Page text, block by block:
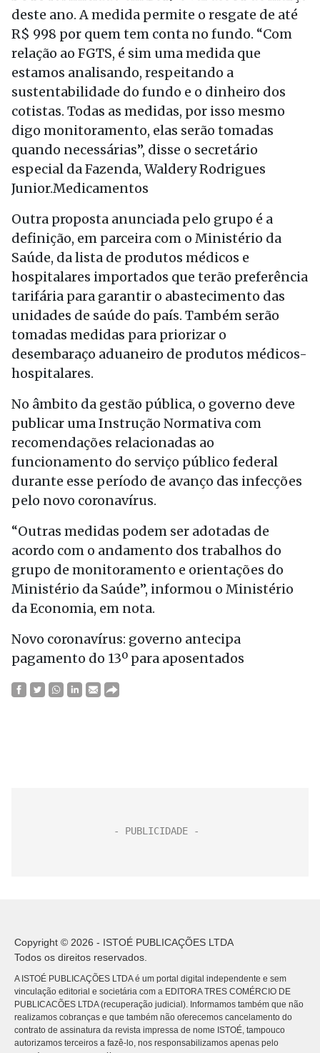
deste ano. A medida permite o resgate de até
R$ 998 por quem tem conta no fundo. “Com
relação ao FGTS, é sim uma medida que
estamos analisando, respeitando a
sustentabilidade do fundo e o dinheiro dos
cotistas. Todas as medidas, por isso mesmo
digo monitoramento, elas serão tomadas
quando necessárias”, disse o secretário
especial da Fazenda, Waldery Rodrigues
Junior.Medicamentos
Outra proposta anunciada pelo grupo é a
definição, em parceira com o Ministério da
Saúde, da lista de produtos médicos e
hospitalares importados que terão preferência
tarifária para garantir o abastecimento das
unidades de saúde do país. Também serão
tomadas medidas para priorizar o
desembaraço aduaneiro de produtos médicos-
hospitalares.
No âmbito da gestão pública, o governo deve
publicar uma Instrução Normativa com
recomendações relacionadas ao
funcionamento do serviço público federal
durante esse período de avanço das infecções
pelo novo coronavírus.
“Outras medidas podem ser adotadas de
acordo com o andamento dos trabalhos do
grupo de monitoramento e orientações do
Ministério da Saúde”, informou o Ministério
da Economia, em nota.
Novo coronavírus: governo antecipa
pagamento do 13º para aposentados
Copyright © 2026 - ISTOÉ PUBLICAÇÕES LTDA
Todos os direitos reservados.
A ISTOÉ PUBLICAÇÕES LTDA é um portal digital independente e sem
vinculação editorial e societária com a EDITORA TRES COMÉRCIO DE
PUBLICACÕES LTDA (recuperação judicial). Informamos também que não
realizamos cobranças e que também não oferecemos cancelamento do
contrato de assinatura da revista impressa de nome ISTOÉ, tampouco
autorizamos terceiros a fazê-lo, nos responsabilizamos apenas pelo